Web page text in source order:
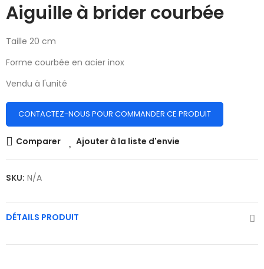
Aiguille à brider courbée
Taille 20 cm
Forme courbée en acier inox
Vendu à l'unité
CONTACTEZ-NOUS POUR COMMANDER CE PRODUIT
Comparer Ajouter à la liste d'envie
SKU: N/A
DÉTAILS PRODUIT